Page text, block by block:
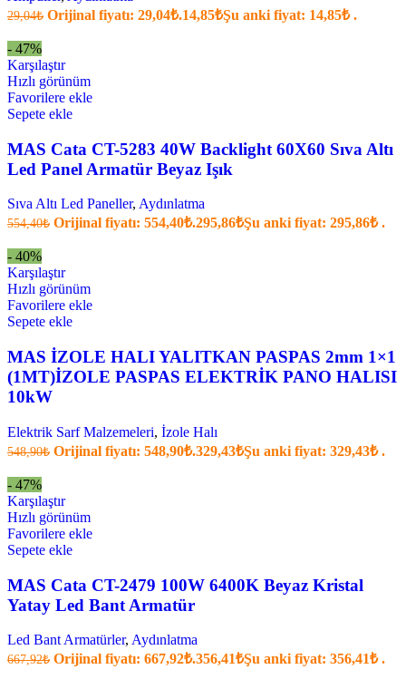
29,04₺ Orijinal fiyatı: 29,04₺.14,85₺Şu anki fiyat: 14,85₺ .
- 47%
Karşılaştır
Hızlı görünüm
Favorilere ekle
Sepete ekle
MAS Cata CT-5283 40W Backlight 60X60 Sıva Altı
Led Panel Armatür Beyaz Işık
Sıva Altı Led Paneller, Aydınlatma
554,40₺ Orijinal fiyatı: 554,40₺.295,86₺Şu anki fiyat: 295,86₺ .
- 40%
Karşılaştır
Hızlı görünüm
Favorilere ekle
Sepete ekle
MAS İZOLE HALI YALITKAN PASPAS 2mm 1×1
(1MT)İZOLE PASPAS ELEKTRİK PANO HALISI
10kW
Elektrik Sarf Malzemeleri, İzole Halı
548,90₺ Orijinal fiyatı: 548,90₺.329,43₺Şu anki fiyat: 329,43₺ .
- 47%
Karşılaştır
Hızlı görünüm
Favorilere ekle
Sepete ekle
MAS Cata CT-2479 100W 6400K Beyaz Kristal
Yatay Led Bant Armatür
Led Bant Armatürler, Aydınlatma
667,92₺ Orijinal fiyatı: 667,92₺.356,41₺Şu anki fiyat: 356,41₺ .